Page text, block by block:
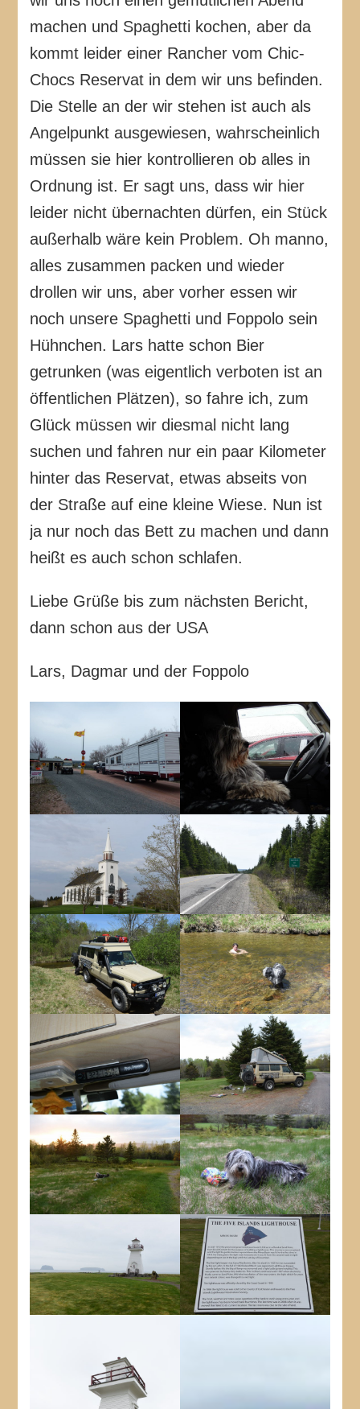
machen und Spaghetti kochen, aber da
kommt leider einer Rancher vom Chic-
Chocs Reservat in dem wir uns befinden.
Die Stelle an der wir stehen ist auch als
Angelpunkt ausgewiesen, wahrscheinlich
müssen sie hier kontrollieren ob alles in
Ordnung ist. Er sagt uns, dass wir hier
leider nicht übernachten dürfen, ein Stück
außerhalb wäre kein Problem. Oh manno,
alles zusammen packen und wieder
drollen wir uns, aber vorher essen wir
noch unsere Spaghetti und Foppolo sein
Hühnchen. Lars hatte schon Bier
getrunken (was eigentlich verboten ist an
öffentlichen Plätzen), so fahre ich, zum
Glück müssen wir diesmal nicht lang
suchen und fahren nur ein paar Kilometer
hinter das Reservat, etwas abseits von
der Straße auf eine kleine Wiese. Nun ist
ja nur noch das Bett zu machen und dann
heißt es auch schon schlafen.
Liebe Grüße bis zum nächsten Bericht,
dann schon aus der USA
Lars, Dagmar und der Foppolo